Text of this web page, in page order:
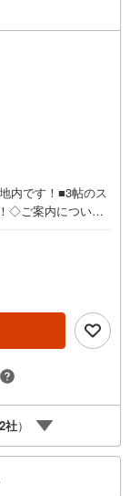
内です！■3帖のス
◇ご案内について
もご対応できま
提携銀行多数あ
・優遇後適用金利
--- ◇◇ Yahoo！
店で物件を成約い
える【Yahoo！不動
リーください。※必
社）